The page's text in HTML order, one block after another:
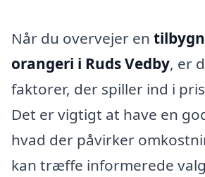
Når du overvejer en
orangeri i Ruds Vedby, er
faktorer, der spiller ind i
Det er vigtigt at have en
hvad der påvirker
kan træffe informerede